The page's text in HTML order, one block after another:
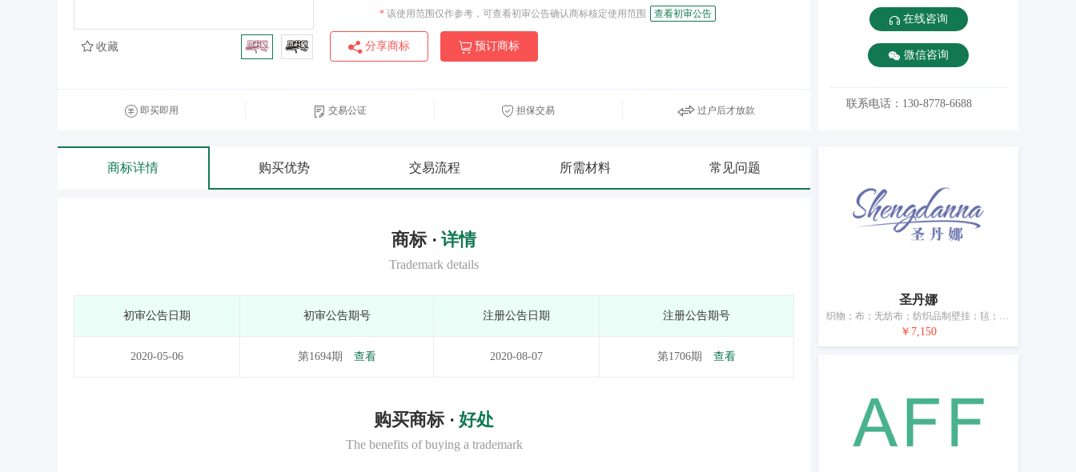
* 该使用范围仅作参考，可查看初审公告确认商标核定使用范围 查看初审公告
分享商标 预订商标
收藏
即买即用 交易公证 担保交易 过户后才放款
商标详情 购买优势 交易流程 所需材料 常见问题
商标 · 详情
Trademark details
初审公告日期 初审公告期号 注册公告日期 注册公告期号
2020-05-06 第1694期 查看 2020-08-07 第1706期 查看
购买商标 · 好处
The benefits of buying a trademark
在线咨询
微信咨询
联系电话：130-8778-6688
圣丹娜
织物；布；无纺布；纺织品制壁挂；毡；家庭日用纺织品；毛巾；床单和枕套；睡袋；家具遮盖物
￥7,150